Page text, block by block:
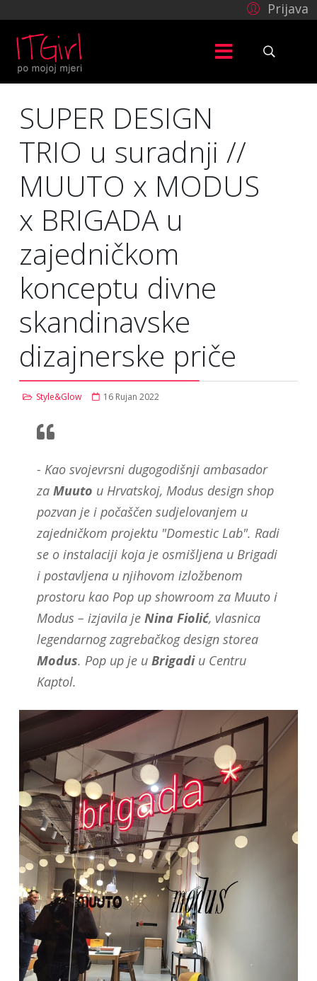
Prijava
SUPER DESIGN
TRIO u suradnji //
MUUTO x MODUS
x BRIGADA u
zajedničkom
konceptu divne
skandinavske
dizajnerske priče
Style&Glow 16 Rujan 2022
- Kao svojevrsni dugogodišnji ambasador
za Muuto u Hrvatskoj, Modus design shop
pozvan je i počaščen sudjelovanjem u
zajedničkom projektu "Domestic Lab". Radi
se o instalaciji koja je osmišljena u Brigadi
i postavljena u njihovom izložbenom
prostoru kao Pop up showroom za Muuto i
Modus – izjavila je Nina Fiolić, vlasnica
legendarnog zagrebačkog design storea
Modus. Pop up je u Brigadiu Centru
Kaptol.